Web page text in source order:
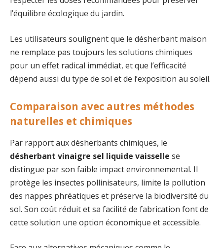
l’équilibre écologique du jardin.
Les utilisateurs soulignent que le désherbant maison
ne remplace pas toujours les solutions chimiques
pour un effet radical immédiat, et que l’efficacité
dépend aussi du type de sol et de l’exposition au soleil.
Comparaison avec autres méthodes
naturelles et chimiques
Par rapport aux désherbants chimiques, le
désherbant vinaigre sel liquide vaisselle se
distingue par son faible impact environnemental. Il
protège les insectes pollinisateurs, limite la pollution
des nappes phréatiques et préserve la biodiversité du
sol. Son coût réduit et sa facilité de fabrication font de
cette solution une option économique et accessible.